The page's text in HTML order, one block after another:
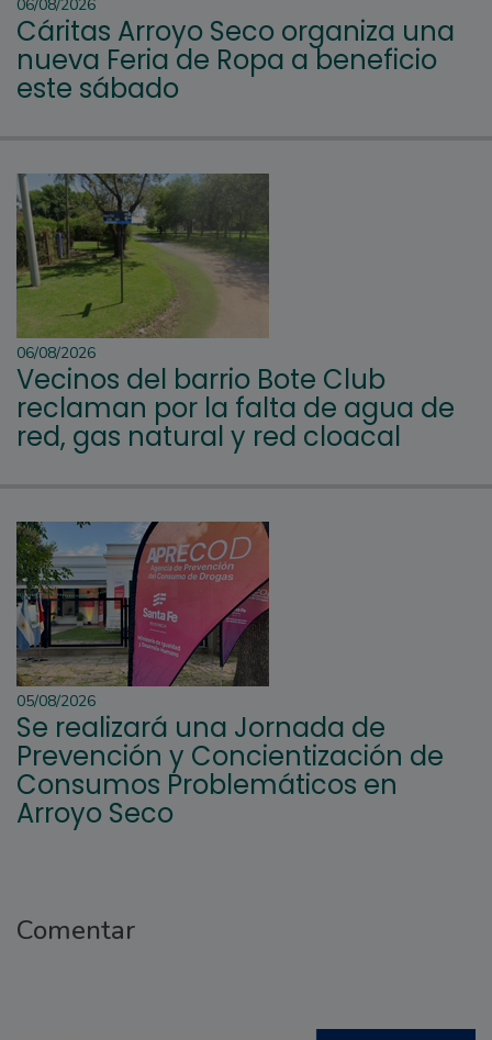
06/08/2026
Cáritas Arroyo Seco organiza una
nueva Feria de Ropa a beneficio
este sábado
06/08/2026
Vecinos del barrio Bote Club
reclaman por la falta de agua de
red, gas natural y red cloacal
05/08/2026
Se realizará una Jornada de
Prevención y Concientización de
Consumos Problemáticos en
Arroyo Seco
Comentar